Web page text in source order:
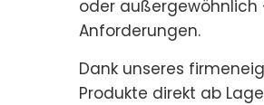
oder außergewöhnlich
Anforderungen.
Dank unseres
Produkte direkt ab